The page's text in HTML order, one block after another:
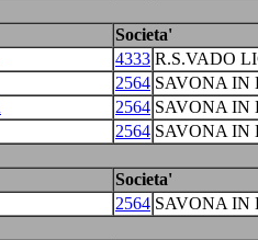
Societa'
4333 R.S.VADO
2564 SAVONA IN
2564 SAVONA IN
2564 SAVONA IN
Societa'
2564 SAVONA IN